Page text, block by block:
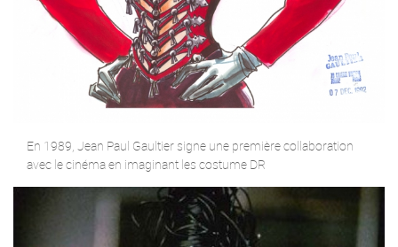
En 1989, Jean Paul Gaultier signe une première collaboration
avec le cinéma en imaginant les costume DR